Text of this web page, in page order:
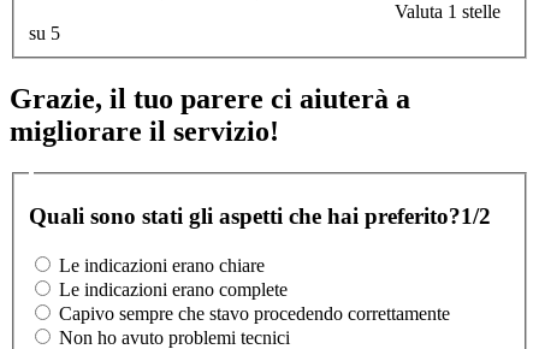
Valuta 1 stelle
su 5
Grazie, il tuo parere ci aiuterà a
migliorare il servizio!
Quali sono stati gli aspetti che hai preferito?1/2
Le indicazioni erano chiare
Le indicazioni erano complete
Capivo sempre che stavo procedendo correttamente
Non ho avuto problemi tecnici